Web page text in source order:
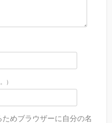
）
めブラウザーに自分の名